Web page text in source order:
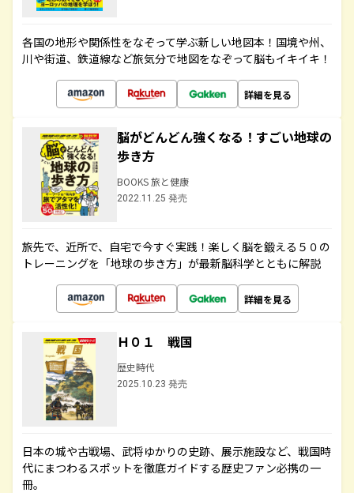
各国の地形や関係性をなぞって学ぶ新しい地図本！国境や州、
川や街道、鉄道線など旅気分で地図をなぞって脳もイキイキ！
詳細を見る
脳がどんどん強くなる！すごい地球の
歩き方
BOOKS 旅と健康
2022.11.25 発売
旅先で、近所で、自宅で今すぐ実践！楽しく脳を鍛える５０の
トレーニングを「地球の歩き方」が最新脳科学とともに解説
詳細を見る
Ｈ０１ 戦国
歴史時代
2025.10.23 発売
日本の城や古戦場、武将ゆかりの史跡、展示施設など、戦国時
代にまつわるスポットを徹底ガイドする歴史ファン必携の一
冊。